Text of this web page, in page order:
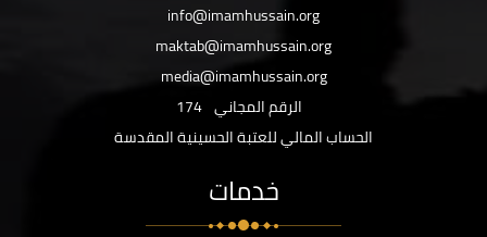
info@imamhussain.org
maktab@imamhussain.org
media@imamhussain.org
الرقم المجاني 174
الحساب المالي للعتبة الحسينية المقدسة
خدمات